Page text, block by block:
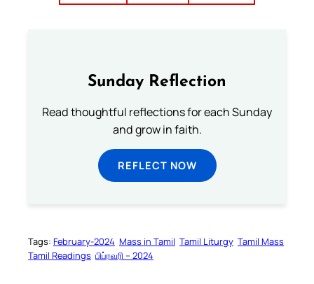
Sunday Reflection
Read thoughtful reflections for each Sunday
and grow in faith.
REFLECT NOW
Tags: February-2024 Mass in Tamil Tamil Liturgy Tamil Mass
Tamil Readings பிப்ரவரி – 2024